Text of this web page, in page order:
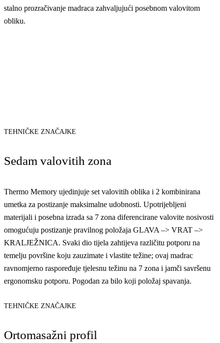
stalno prozračivanje madraca zahvaljujući posebnom valovitom
obliku.
TEHNIČKE ZNAČAJKE
Sedam valovitih zona
Thermo Memory ujedinjuje set valovitih oblika i 2 kombinirana
umetka za postizanje maksimalne udobnosti. Upotrijebljeni
materijali i posebna izrada sa 7 zona diferencirane valovite nosivosti
omogućuju postizanje pravilnog položaja GLAVA –> VRAT –>
KRALJEŽNICA. Svaki dio tijela zahtijeva različitu potporu na
temelju površine koju zauzimate i vlastite težine; ovaj madrac
ravnomjerno raspoređuje tjelesnu težinu na 7 zona i jamči savršenu
ergonomsku potporu. Pogodan za bilo koji položaj spavanja.
TEHNIČKE ZNAČAJKE
Ortomasažni profil